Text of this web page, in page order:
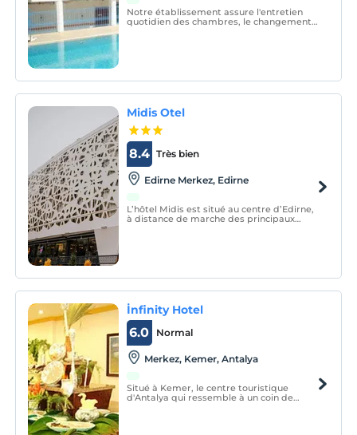
Notre établissement assure l'entretien
quotidien des chambres, le changement
Midis Otel
Très bien
8.4
Edirne Merkez, Edirne
L’hôtel Midis est situé au centre d’Edirne,
à distance de marche des principaux
İnfinity Hotel
Normal
6.0
Merkez, Kemer, Antalya
Situé à Kemer, le centre touristique
d'Antalya qui ressemble à un coin de